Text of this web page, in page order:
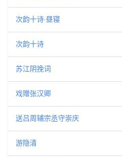
次韵十诗·昼寝
次韵十诗
苏江阴挽词
戏赠张汉卿
送吕周辅宗丞守崇庆
游隐清